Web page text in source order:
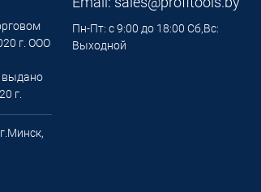
г. ООО
выдано
г.
Пн-Пт: с 9:00 до 18:00 Сб,Вс:
Выходной